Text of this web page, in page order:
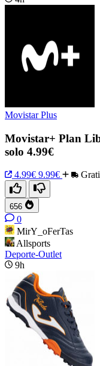
Movistar Plus
Movistar+ Plan
solo 4.99€
4.99€ 9.99€
656
0
MirY_oFerTas
Allsports
Deporte-Outlet
9h